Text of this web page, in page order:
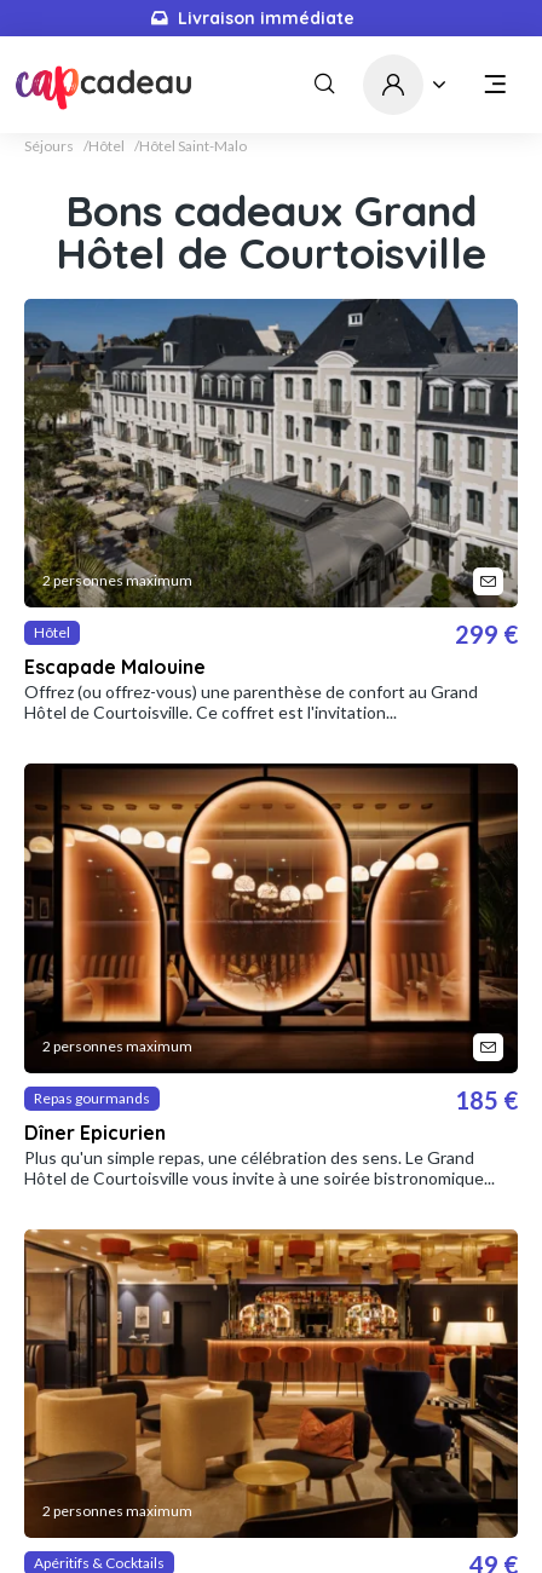
Livraison immédiate
Séjours Hôtel Hôtel Saint-Malo
Bons cadeaux Grand
Hôtel de Courtoisville
2 personnes maximum
Hôtel
Escapade Malouine
299 €
Offrez (ou offrez-vous) une parenthèse de confort au Grand
Hôtel de Courtoisville. Ce coffret est l'invitation...
2 personnes maximum
Repas gourmands
Dîner Epicurien
185 €
Plus qu'un simple repas, une célébration des sens. Le Grand
Hôtel de Courtoisville vous invite à une soirée bistronomique...
2 personnes maximum
Apéritifs & Cocktails 49 €